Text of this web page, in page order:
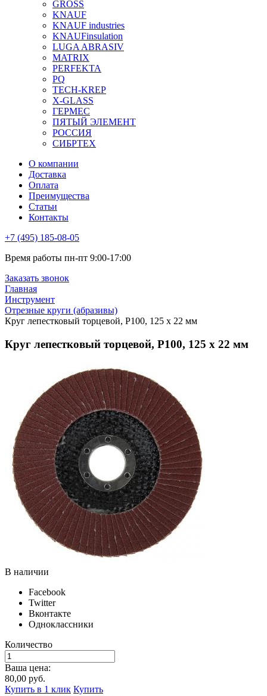
GROSS
KNAUF
KNAUF industries
KNAUFinsulation
LUGA ABRASIV
MATRIX
PERFEKTA
PQ
TECH-KREP
X-GLASS
ГЕРМЕС
ПЯТЫЙ ЭЛЕМЕНТ
РОССИЯ
СИБРТЕХ
О компании
Доставка
Оплата
Преимущества
Статьи
Контакты
+7 (495) 185-08-05
Время работы пн-пт 9:00-17:00
Заказать звонок
Главная
Инструмент
Отрезные круги (абразивы)
Круг лепестковый торцевой, Р100, 125 х 22 мм
Круг лепестковый торцевой, Р100, 125 х 22 мм
В наличии
Facebook
Twitter
Вконтакте
Одноклассники
Количество
Ваша цена:
80,00 руб.
Купить в 1 клик Купить